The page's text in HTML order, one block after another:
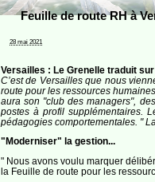
Feuille de route RH à
28 mai 2021
Versailles : Le Grenelle traduit
C’est de Versailles que nous
route pour les ressources
aura son "club des managers",
postes à profil supplémentaires.
pédagogies comportementales. "
"Moderniser" la gestion...
" Nous avons voulu marquer
la Feuille de route pour les